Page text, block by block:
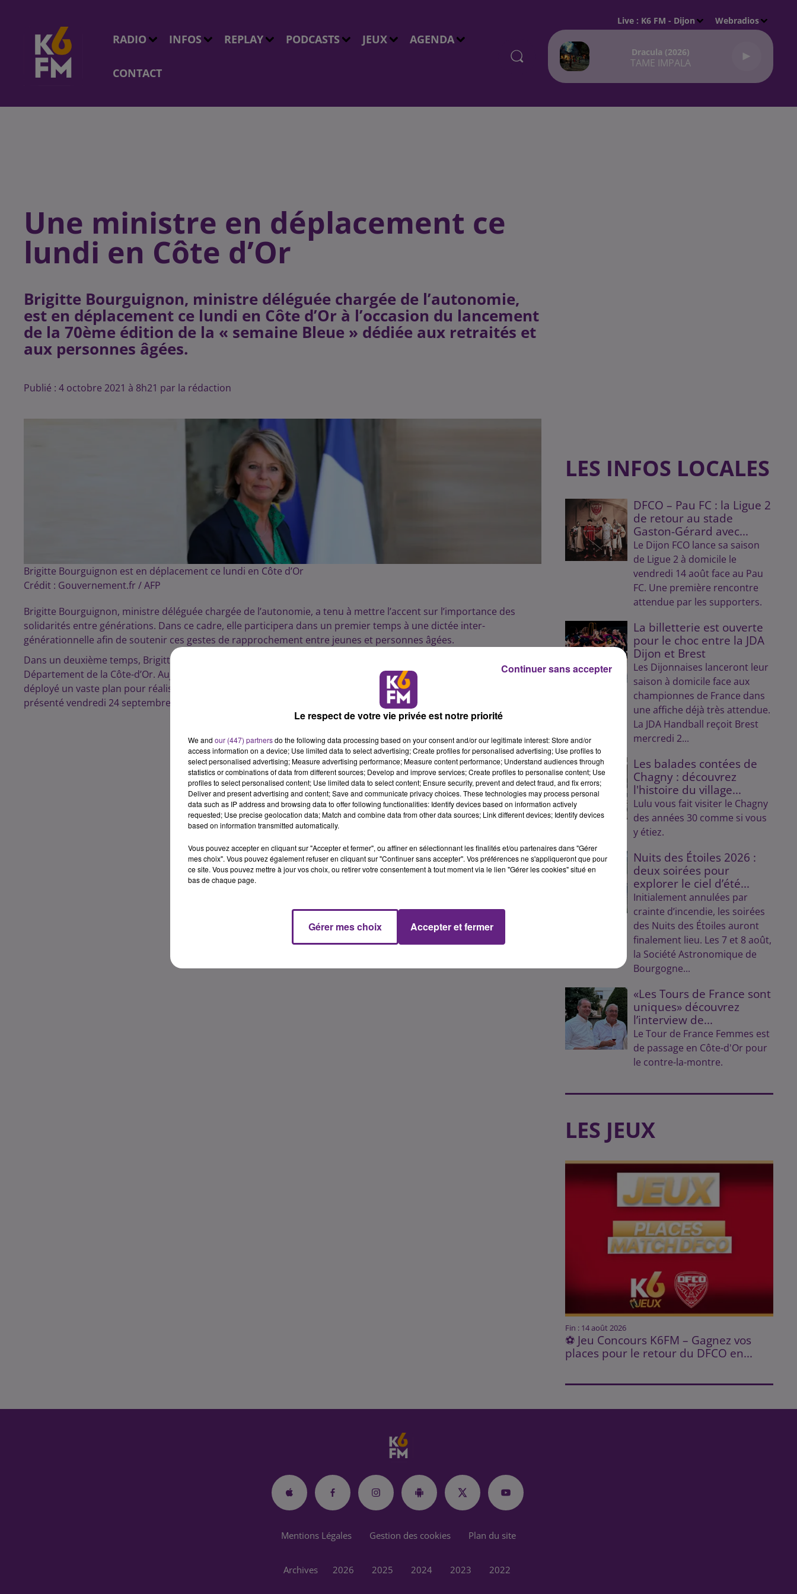
RADIO INFOS REPLAY PODCASTS JEUX AGENDA
CONTACT
Live : K6 FM - Dijon Webradios
Dracula (2026)
TAME IMPALA
Une ministre en déplacement ce
lundi en Côte d’Or
Brigitte Bourguignon, ministre déléguée chargée de l’autonomie,
est en déplacement ce lundi en Côte d’Or à l’occasion du lancement
de la 70ème édition de la « semaine Bleue » dédiée aux retraités et
aux personnes âgées.
Publié : 4 octobre 2021 à 8h21 par la rédaction
Brigitte Bourguignon est en déplacement ce lundi en Côte d’Or
Crédit : Gouvernement.fr / AFP
Brigitte Bourguignon, ministre déléguée chargée de l’autonomie, a tenu à mettre l’accent sur l’importance des
solidarités entre générations. Dans ce cadre, elle participera dans un premier temps à une dictée inter-
générationnelle afin de soutenir ces gestes de rapprochement entre jeunes et personnes âgées.
Dans un deuxième temps, Brigitte Bourguignon visitera un appartement connecté créé en 2018 à l’initiative du
Département de la Côte-d’Or. Aujourd’hui, 85% des Français souhaitent vieillir à domicile. C’est pourquoi est
déployé un vaste plan pour réaliser un virage domiciliaire, qui se reflète particulièrement dans le PLFSS 2022
présenté vendredi 24 septembre dernier.
LES INFOS LOCALES
DFCO – Pau FC : la Ligue 2
de retour au stade
Gaston-Gérard avec...
Le Dijon FCO lance sa saison
de Ligue 2 à domicile le
vendredi 14 août face au Pau
FC. Une première rencontre
attendue par les supporters.
La billetterie est ouverte
pour le choc entre la JDA
Dijon et Brest
Les Dijonnaises lanceront leur
saison à domicile face aux
championnes de France dans
une affiche déjà très attendue.
La JDA Handball reçoit Brest
mercredi 2...
Les balades contées de
Chagny : découvrez
l'histoire du village...
Lulu vous fait visiter le Chagny
des années 30 comme si vous
y étiez.
Nuits des Étoiles 2026 :
deux soirées pour
explorer le ciel d’été...
Initialement annulées par
crainte d’incendie, les soirées
des Nuits des Étoiles auront
finalement lieu. Les 7 et 8 août,
la Société Astronomique de
Bourgogne...
«Les Tours de France sont
uniques» découvrez
l’interview de...
Le Tour de France Femmes est
de passage en Côte-d'Or pour
le contre-la-montre.
LES JEUX
Fin : 14 août 2026
⚽ Jeu Concours K6FM – Gagnez vos
places pour le retour du DFCO en...
Mentions Légales Gestion des cookies Plan du site
Archives 2026 2025 2024 2023 2022
Le respect de votre vie privée est notre priorité
We and our (447) partnersdo the following data processing based on your consent and/or our legitimate interest: Store and/or
access information on a device; Use limited data to select advertising; Create profiles for personalised advertising; Use profiles to
select personalised advertising; Measure advertising performance; Measure content performance; Understand audiences through
statistics or combinations of data from different sources; Develop and improve services; Create profiles to personalise content; Use
profiles to select personalised content; Use limited data to select content; Ensure security, prevent and detect fraud, and fix errors;
Deliver and present advertising and content; Save and communicate privacy choices. These technologies may process personal
data such as IP address and browsing data to offer following functionalities: Identify devices based on information actively
requested; Use precise geolocation data; Match and combine data from other data sources; Link different devices; Identify devices
based on information transmitted automatically.
Vous pouvez accepter en cliquant sur "Accepter et fermer", ou affiner en sélectionnant les finalités et/ou partenaires dans "Gérer
mes choix". Vous pouvez également refuser en cliquant sur "Continuer sans accepter". Vos préférences ne s'appliqueront que pour
ce site. Vous pouvez mettre à jour vos choix, ou retirer votre consentement à tout moment via le lien "Gérer les cookies" situé en
bas de chaque page.
Gérer mes choix Accepter et fermer
Continuer sans accepter